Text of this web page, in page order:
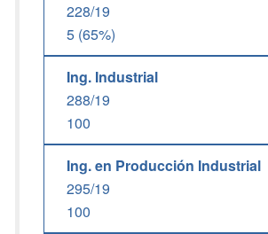
228/19
5 (65%)
Ing. Industrial
288/19
100
Ing. en Producción Industrial
295/19
100